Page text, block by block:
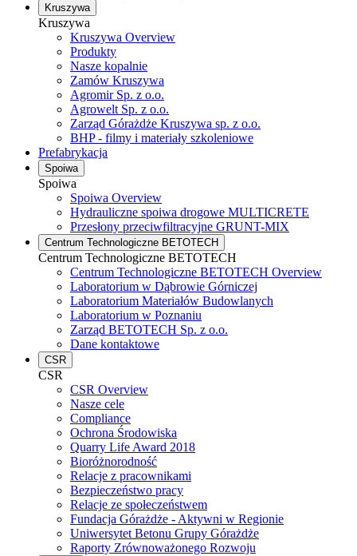
Kruszywa
Kruszywa
Kruszywa Overview
Produkty
Nasze kopalnie
Zamów Kruszywa
Agromir Sp. z o.o.
Agrowelt Sp. z o.o.
Zarząd Górażdże Kruszywa sp. z o.o.
BHP - filmy i materiały szkoleniowe
Prefabrykacja
Spoiwa
Spoiwa
Spoiwa Overview
Hydrauliczne spoiwa drogowe MULTICRETE
Przesłony przeciwfiltracyjne GRUNT-MIX
Centrum Technologiczne BETOTECH
Centrum Technologiczne BETOTECH
Centrum Technologiczne BETOTECH Overview
Laboratorium w Dąbrowie Górniczej
Laboratorium Materiałów Budowlanych
Laboratorium w Poznaniu
Zarząd BETOTECH Sp. z o.o.
Dane kontaktowe
CSR
CSR
CSR Overview
Nasze cele
Compliance
Ochrona Środowiska
Quarry Life Award 2018
Bioróżnorodność
Relacje z pracownikami
Bezpieczeństwo pracy
Relacje ze społeczeństwem
Fundacja Górażdże - Aktywni w Regionie
Uniwersytet Betonu Grupy Górażdże
Raporty Zrównoważonego Rozwoju